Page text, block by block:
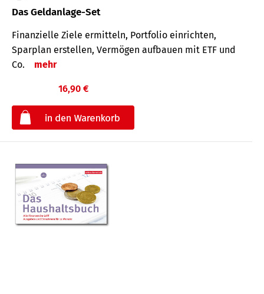
Das Geldanlage-Set
Finanzielle Ziele ermitteln, Portfolio einrichten,
Sparplan erstellen, Vermögen aufbauen mit ETF und
Co.
mehr
16,90 €